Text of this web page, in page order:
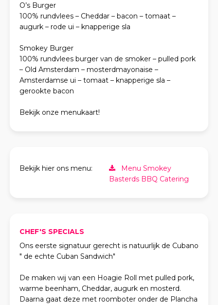
O’s Burger
100% rundvlees – Cheddar – bacon – tomaat –
augurk – rode ui – knapperige sla
Smokey Burger
100% rundvlees burger van de smoker – pulled pork
– Old Amsterdam – mosterdmayonaise –
Amsterdamse ui – tomaat – knapperige sla –
gerookte bacon
Bekijk onze menukaart!
Bekijk hier ons menu:
Menu Smokey
Basterds BBQ Catering
CHEF'S SPECIALS
Ons eerste signatuur gerecht is natuurlijk de Cubano
" de echte Cuban Sandwich"
De maken wij van een Hoagie Roll met pulled pork,
warme beenham, Cheddar, augurk en mosterd.
Daarna gaat deze met roomboter onder de Plancha